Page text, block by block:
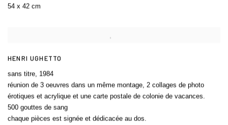
54 x 42 cm
HENRI UGHETTO
sans titre, 1984
réunion de 3 oeuvres dans un même montage, 2 collages de photo
érotiques et acrylique et une carte postale de colonie de vacances.
500 gouttes de sang
chaque pièces est signée et dédicacée au dos.